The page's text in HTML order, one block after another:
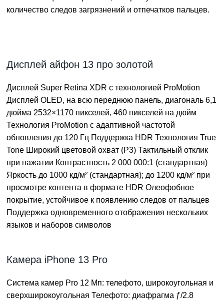
количество следов загрязнений и отпечатков пальцев.
Дисплей айфон 13 про золотой
Дисплей Super Retina XDR с технологией ProMotion
Дисплей OLED, на всю переднюю панель, диагональ 6,1
дюйма 2532×1170 пикселей, 460 пикселей на дюйм
Технология ProMotion с адаптивной частотой
обновления до 120 Гц Поддержка HDR Технология True
Tone Широкий цветовой охват (P3) Тактильный отклик
при нажатии Контрастность 2 000 000:1 (стандартная)
Яркость до 1000 кд/м² (стандартная); до 1200 кд/м² при
просмотре контента в формате HDR Олеофобное
покрытие, устойчивое к появлению следов от пальцев
Поддержка одновременного отображения нескольких
языков и наборов символов
Камера iPhone 13 Pro
Система камер Pro 12 Мп: телефото, широкоугольная и
сверхширокоугольная Телефото: диафрагма ƒ/2.8